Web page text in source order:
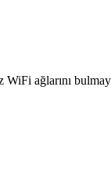
ağlarını